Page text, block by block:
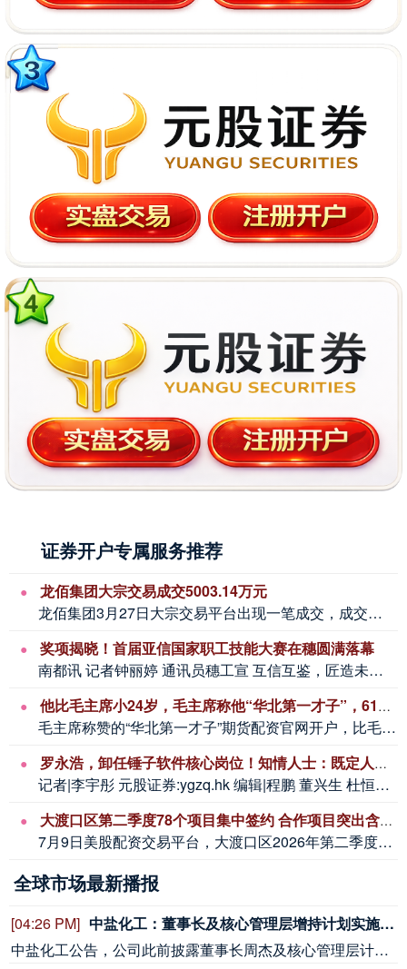
证券开户专属服务推荐
龙佰集团大宗交易成交5003.14万元
龙佰集团3月27日大宗交易平台出现一笔成交，成交量283.46万股，成交金额50...
奖项揭晓！首届亚信国家职工技能大赛在穗圆满落幕
南都讯 记者钟丽婷 通讯员穗工宣 互信互鉴，匠造未来。7月3日，首届亚信国家职工...
他比毛主席小24岁，毛主席称他“华北第一才子”，61岁终成副国级
毛主席称赞的“华北第一才子”期货配资官网开户，比毛主席小24岁，61岁才晋升为副...
罗永浩，卸任锤子软件核心岗位！知情人士：既定人事安排，他已还债近10亿元
记者|李宇彤 元股证券:ygzq.hk 编辑|程鹏 董兴生 杜恒峰 校对|张锦河...
大渡口区第二季度78个项目集中签约 合作项目突出含“新”量、含“绿”量
7月9日美股配资交易平台，大渡口区2026年第二季度招商引资集中签约仪式举行，本...
全球市场最新播报
[04:25 PM] 美光科技美股盘前涨超2%
美光科技美股盘前涨超2%，现报899.6美元。